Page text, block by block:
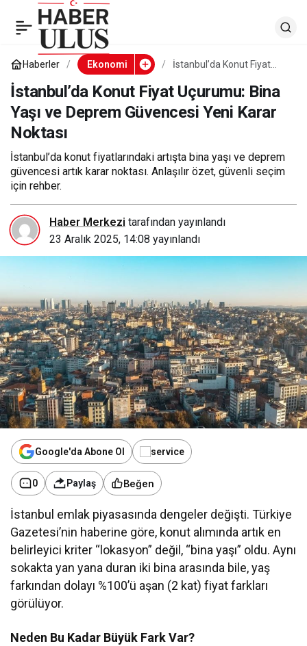
Haberler Ekonomi
İstanbul’da Konut Fiyat
Deprem Güvencesi Yeni
Karar Noktası
İstanbul’da Konut Fiyat Uçurumu: Bina
Yaşı ve Deprem Güvencesi Yeni Karar
Noktası
İstanbul’da konut fiyatlarındaki artışta bina yaşı ve deprem
güvencesi artık karar noktası. Anlaşılır özet, güvenli seçim
için rehber.
Haber Merkezi tarafından yayınlandı
23 Aralık 2025, 14:08 yayınlandı
Google'da Abone Ol
0 Paylaş Beğen
İstanbul emlak piyasasında dengeler değişti. Türkiye
Gazetesi’nin haberine göre, konut alımında artık en
belirleyici kriter “lokasyon” değil, “bina yaşı” oldu. Aynı
sokakta yan yana duran iki bina arasında bile, yaş
farkından dolayı %100’ü aşan (2 kat) fiyat farkları
görülüyor.
Neden Bu Kadar Büyük Fark Var?
İstanbul’da Konut Fiyat
Uçurumu: Bina Yaşı ve
Deprem Güvencesi Yeni
Karar Noktası